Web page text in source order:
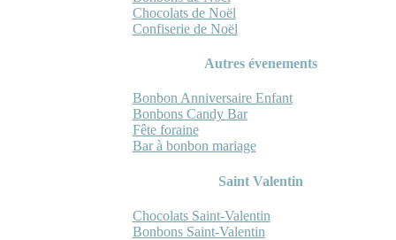
Chocolats de Noël
Confiserie de Noël
Autres évenements
Bonbon Anniversaire Enfant
Bonbons Candy Bar
Fête foraine
Bar à bonbon mariage
Saint Valentin
Chocolats Saint-Valentin
Bonbons Saint-Valentin